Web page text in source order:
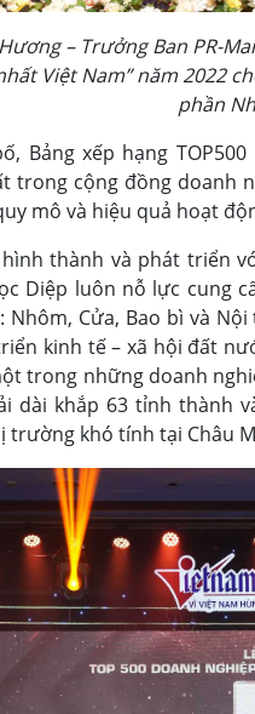
– Trưởng Ban PR-
Việt Nam” năm 2022
phần
Bảng xếp hạng
trong cộng đồng doanh
mô và hiệu quả hoạt
thành và phát triển
Diệp luôn nỗ lực cung
Nhôm, Cửa, Bao bì và
kinh tế – xã hội đất
trong những doanh
dài khắp 63 tỉnh thành
khó tính tại Châu